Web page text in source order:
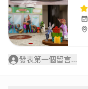
發表第一個留言...